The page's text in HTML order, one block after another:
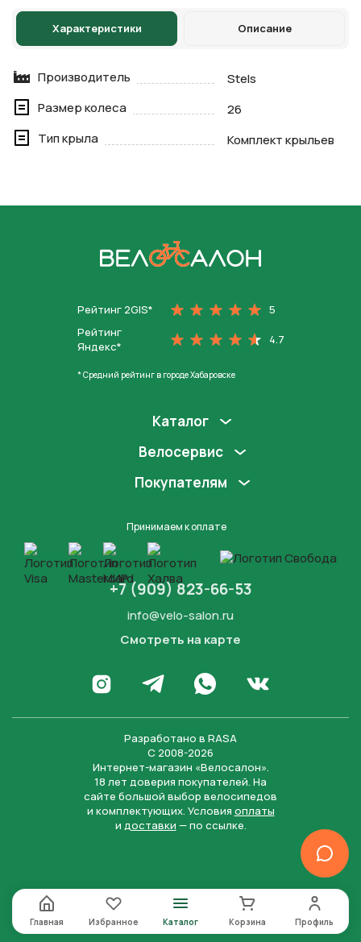
Характеристики Описание
Производитель
Stels
Размер колеса
26
Тип крыла
Комплект крыльев
Рейтинг 2GIS*
5
Рейтинг
Яндекс*
4.7
* Средний рейтинг в городе Хабаровске
Каталог
Велосервис
Покупателям
Принимаем к оплате
+7 (909) 823-66-53
info@velo-salon.ru
Смотреть на карте
Перейти в Инстаграм
Написать в Телеграм
Написать в WhatsApp
Перейти во
Разработано в RASA
С 2008-2026
Интернет-магазин «Велосалон».
18 лет доверия покупателей. На
сайте большой выбор велосипедов
и комплектующих. Условия оплаты
и доставки — по ссылке.
Главная Избранное Каталог Корзина Профиль
Нажимая на кнопку “Отправить заявку”, вы даете
согласие на обработку персональных данных и
соглашаетесь с политикой конфиденциальности